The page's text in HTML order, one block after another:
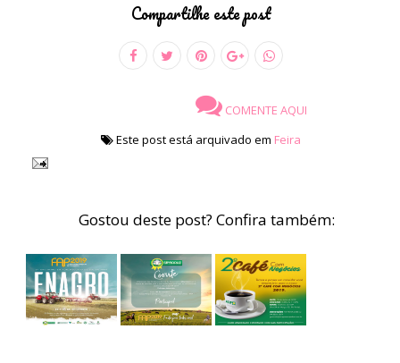
Compartilhe este post
COMENTE AQUI
Este post está arquivado em Feira
Gostou deste post? Confira também: